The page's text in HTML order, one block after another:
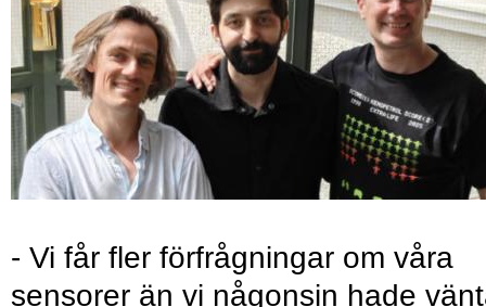
- Vi får fler förfrågningar om våra
sensorer än vi någonsin hade